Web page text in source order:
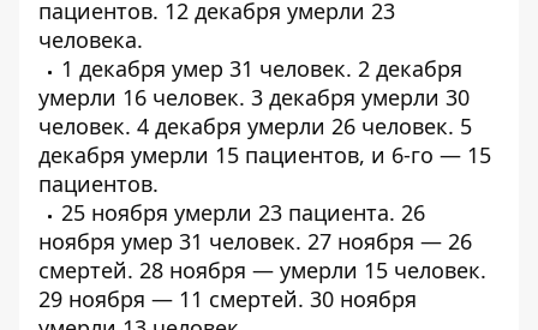
пациентов. 12 декабря умерли 23
человека.
1 декабря умер 31 человек. 2 декабря
умерли 16 человек. 3 декабря умерли 30
человек. 4 декабря умерли 26 человек. 5
декабря умерли 15 пациентов, и 6-го — 15
пациентов.
25 ноября умерли 23 пациента. 26
ноября умер 31 человек. 27 ноября — 26
смертей. 28 ноября — умерли 15 человек.
29 ноября — 11 смертей. 30 ноября